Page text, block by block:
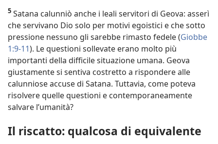
5 Satana calunniò anche i leali servitori di Geova: asserì
che servivano Dio solo per motivi egoistici e che sotto
pressione nessuno gli sarebbe rimasto fedele (Giobbe
1:9-11). Le questioni sollevate erano molto più
importanti della difficile situazione umana. Geova
giustamente si sentiva costretto a rispondere alle
calunniose accuse di Satana. Tuttavia, come poteva
risolvere quelle questioni e contemporaneamente
salvare l’umanità?
Il riscatto: qualcosa di equivalente